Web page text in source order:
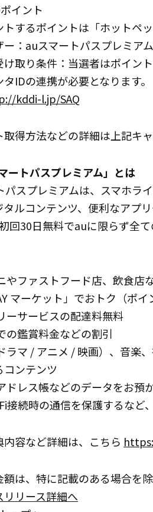
イント
するポイントは「ホットペ
ー：auスマートパスプレミア
け取り条件：当選者はポイン
タIDの連携が必要となります。
kddi-l.jp/SAQ
得方法などの詳細は上記キ
ートパスプレミアム」とは
パスプレミアムは、スマホラ
タルコンテンツ、便利なアプ
回30日無料でauに限らず全
やファストフード店、飲食店
マーケット」でおトク（ポ
ーサービスの配達料無料
の鑑賞料金などの割引
ラマ / アニメ / 映画）、音楽
コンテンツ
ドレス帳などのデータをお
接続時の通信を保護するなど
容など詳細は、こちら
は、特に記載のある場合を除
リリース詳細へ